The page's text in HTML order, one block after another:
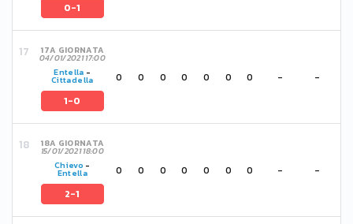
0-1
17A GIORNATA
04/01/2021 17:00
Entella -
Cittadella
1-0
0 0 0 0 0 0 0 - -
18A GIORNATA
15/01/2021 18:00
Chievo -
Entella
2-1
0 0 0 0 0 0 0 - -